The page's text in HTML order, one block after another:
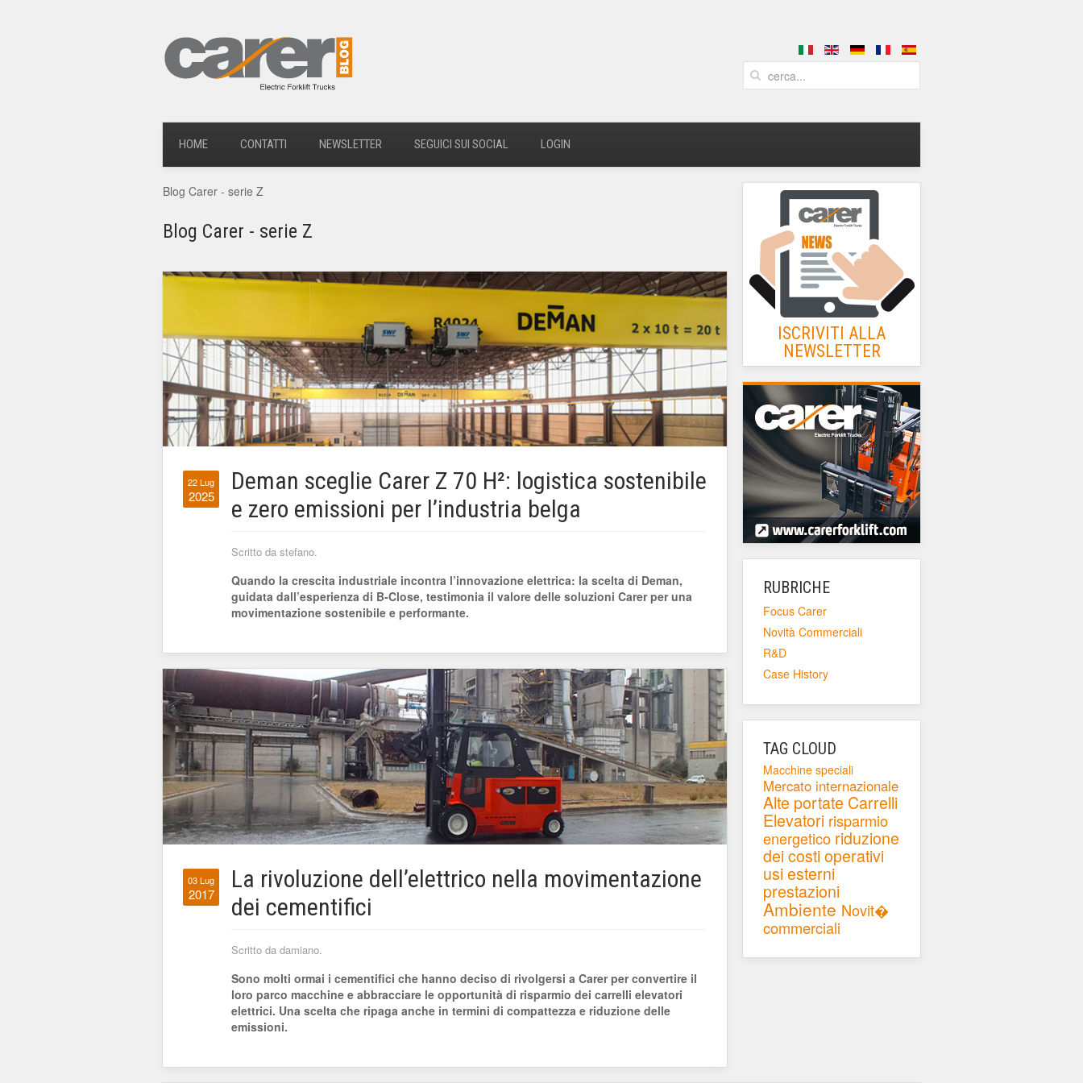
HOME CONTATTI NEWSLETTER SEGUICI SUI SOCIAL LOGIN
Blog Carer - serie Z
Blog Carer - serie Z
22 Lug
2025
Deman sceglie Carer Z 70 H²: logistica sostenibile
e zero emissioni per l’industria belga
Scritto da stefano.
Quando la crescita industriale incontra l’innovazione elettrica: la scelta di Deman,
guidata dall’esperienza di B‑Close, testimonia il valore delle soluzioni Carer per una
movimentazione sostenibile e performante.
03 Lug
2017
La rivoluzione dell’elettrico nella movimentazione
dei cementifici
Scritto da damiano.
Sono molti ormai i cementifici che hanno deciso di rivolgersi a Carer per convertire il
loro parco macchine e abbracciare le opportunità di risparmio dei carrelli elevatori
elettrici. Una scelta che ripaga anche in termini di compattezza e riduzione delle
emissioni.
ISCRIVITI ALLA
NEWSLETTER
RUBRICHE
Focus Carer
Novità Commerciali
R&D
Case History
TAG CLOUD
Macchine speciali
Mercato internazionale
Alte portate Carrelli
Elevatori risparmio
energetico riduzione
dei costi operativi
usi esterni
prestazioni
Ambiente Novit�
commerciali